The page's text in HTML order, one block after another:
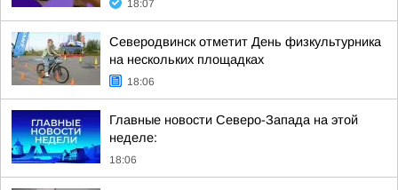
18:07
Северодвинск отметит День физкультурника
на нескольких площадках
18:06
Главные новости Северо-Запада на этой
неделе:
18:06